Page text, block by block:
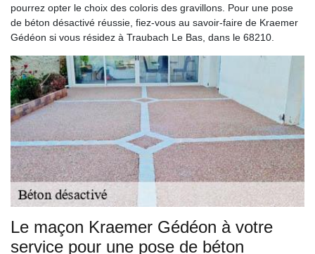
pourrez opter le choix des coloris des gravillons. Pour une pose
de béton désactivé réussie, fiez-vous au savoir-faire de Kraemer
Gédéon si vous résidez à Traubach Le Bas, dans le 68210.
Le maçon Kraemer Gédéon à votre
service pour une pose de béton